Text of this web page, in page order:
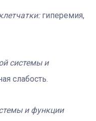
гиперемия,
системы и
слабость.
и функции